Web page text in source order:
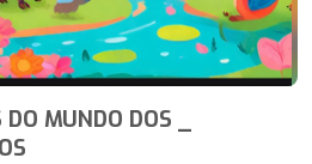
MUNDO DOS _